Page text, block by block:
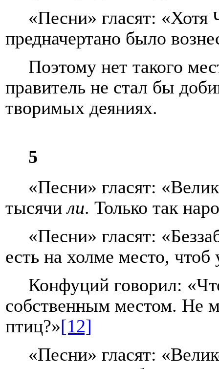
«Песни» гласят:
предначертано было
Поэтому нет такого
правитель не стал бы
творимых деяниях.
5
«Песни» гласят:
тысячили. Только так
«Песни» гласят:
есть на холме место, чтоб
Конфуций говорил:
собственным местом. Не
птиц?»[12]
«Песни» гласят: